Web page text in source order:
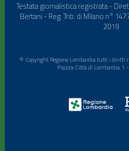
Testata giornalistica registrata -
Bertani - Reg. Trib. di Milano n°
2019
© Copyright Regione Lombardia tutti i
Piazza Città di Lombardia 1